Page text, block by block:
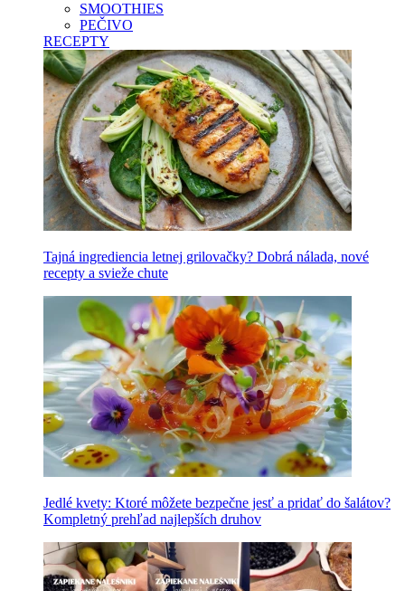
SMOOTHIES
PEČIVO
RECEPTY
Tajná ingrediencia letnej grilovačky? Dobrá nálada, nové
recepty a svieže chute
Jedlé kvety: Ktoré môžete bezpečne jesť a pridať do šalátov?
Kompletný prehľad najlepších druhov